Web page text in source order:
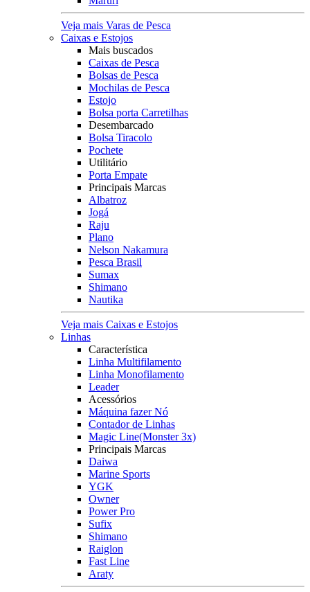
Veja mais Varas de Pesca
Caixas e Estojos
Mais buscados
Caixas de Pesca
Bolsas de Pesca
Mochilas de Pesca
Estojo
Bolsa porta Carretilhas
Desembarcado
Bolsa Tiracolo
Pochete
Utilitário
Porta Empate
Principais Marcas
Albatroz
Jogá
Raju
Plano
Nelson Nakamura
Pesca Brasil
Sumax
Shimano
Nautika
Veja mais Caixas e Estojos
Linhas
Característica
Linha Multifilamento
Linha Monofilamento
Leader
Acessórios
Máquina fazer Nó
Contador de Linhas
Magic Line(Monster 3x)
Principais Marcas
Daiwa
Marine Sports
YGK
Owner
Power Pro
Sufix
Shimano
Raiglon
Fast Line
Araty